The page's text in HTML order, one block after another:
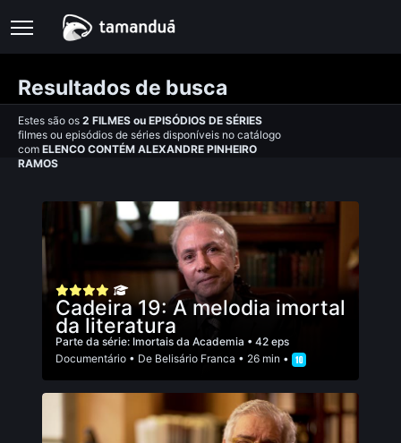
Resultados de busca
Estes são os 2 FILMES ou EPISÓDIOS DE SÉRIES
filmes ou episódios de séries disponíveis no catálogo
com ELENCO CONTÉM ALEXANDRE PINHEIRO
RAMOS
Cadeira 19: A melodia imortal
da literatura
Parte da série: Imortais da Academia • 42 eps
Documentário • De Belisário Franca • 26 min •